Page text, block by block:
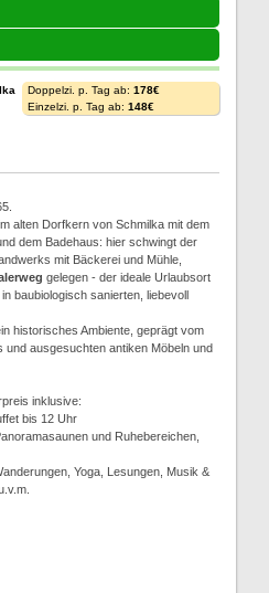
Doppelzi. p. Tag ab: 178€
Einzelzi. p. Tag ab: 148€
alten Dorfkern von Schmilka mit dem
dem Badehaus: hier schwingt der
mit Bäckerei und Mühle,
gelegen - der ideale Urlaubsort
baubiologisch sanierten, liebevoll
historisches Ambiente, geprägt vom
und ausgesuchten antiken Möbeln und
inklusive:
bis 12 Uhr
und Ruhebereichen,
Yoga, Lesungen, Musik &